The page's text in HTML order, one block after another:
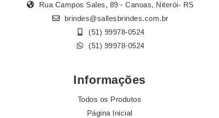
Rua Campos Sales, 89 - Canoas, Niterói- RS
brindes@sallesbrindes.com.br
(51) 99978-0524
(51) 99978-0524
Informações
Todos os Produtos
Página Inicial